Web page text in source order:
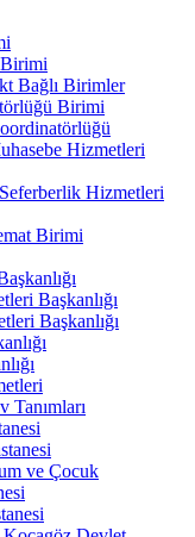
Bağlı Birimler
Birimi
Hizmetleri
Hizmetleri
Birimi
Başkanlığı
Başkanlığı
Tanımları
ve Çocuk